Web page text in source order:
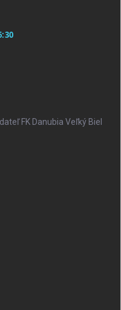
FK Danubia Veľký Biel